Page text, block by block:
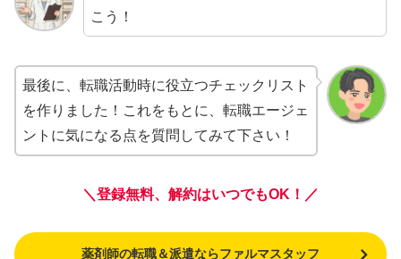
こう！
最後に、転職活動時に役立つチェックリスト
を作りました！これをもとに、転職エージェ
ントに気になる点を質問してみて下さい！
＼登録無料、解約はいつでもOK！／
薬剤師の転職＆派遣ならファルマスタッフ